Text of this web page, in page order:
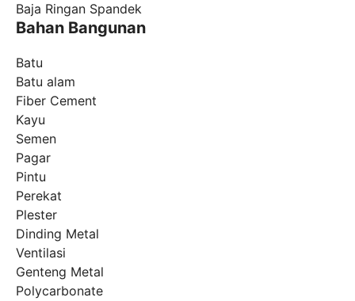
Baja Ringan Spandek
Bahan Bangunan
Batu
Batu alam
Fiber Cement
Kayu
Semen
Pagar
Pintu
Perekat
Plester
Dinding Metal
Ventilasi
Genteng Metal
Polycarbonate